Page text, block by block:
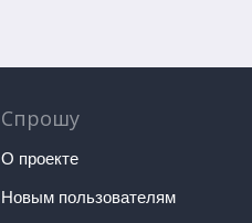
Спрошу
О проекте
Новым пользователям